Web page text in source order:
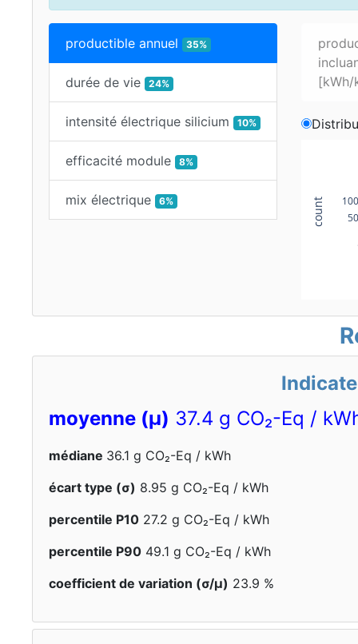
productible annuel 35%
durée de vie 24%
intensité électrique silicium 10%
efficacité module 8%
mix électrique 6%
[kWh/
count
moyenne (μ) 37.4 g CO₂-Eq /
médiane 36.1 g CO₂-Eq / kWh
écart type (σ) 8.95 g CO₂-Eq / kWh
percentile P10 27.2 g CO₂-Eq / kWh
percentile P90 49.1 g CO₂-Eq / kWh
coefficient de variation (σ/μ) 23.9 %